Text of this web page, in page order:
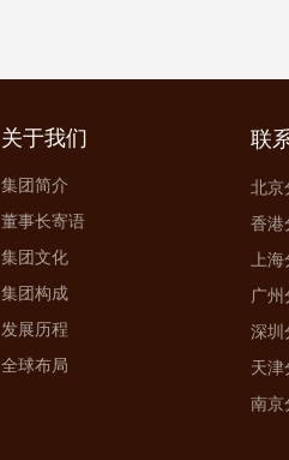
关于我们
集团简介
董事长寄语
集团文化
集团构成
发展历程
全球布局
联
北京
香港
上
广州
深圳
天津
南京